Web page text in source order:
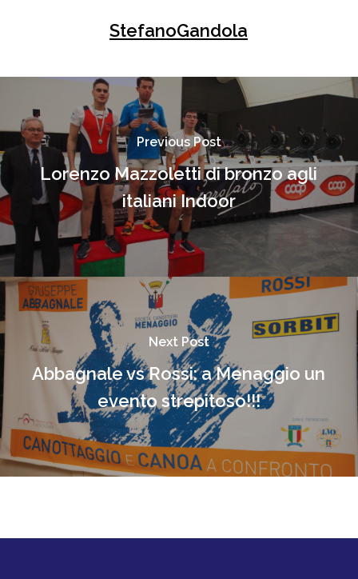
StefanoGandola
Previous Post
Lorenzo Mazzoletti di bronzo agli
italiani Indoor
Next Post
Abbagnale vs Rossi: a Menaggio un
evento strepitoso!!!